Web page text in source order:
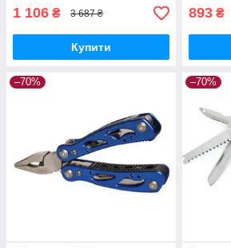
1 106 ₴ 3 687 ₴
Купити
893 ₴
–70% –70%